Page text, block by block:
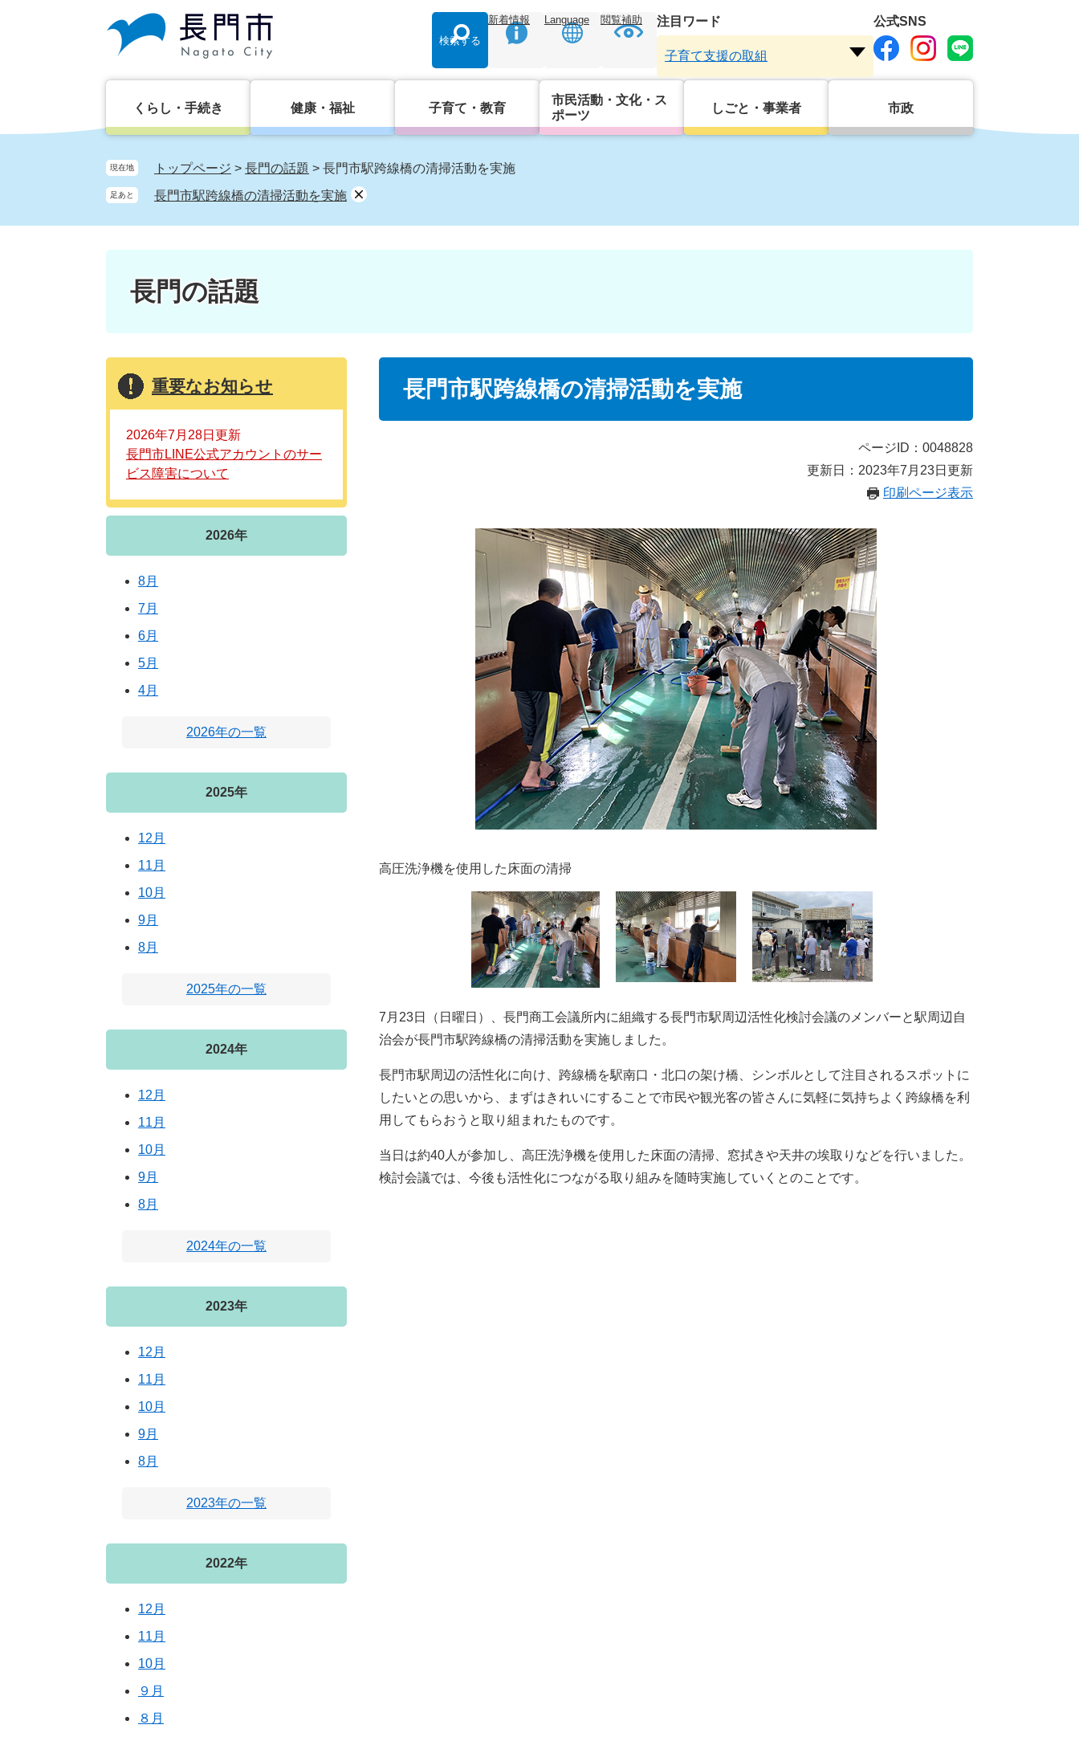
検索する
新着情報 Language 閲覧補助 注目ワード
ー
子育て支援の取組
公式SNS
くらし・手続き 健康・福祉 子育て・教育
市民活動・文化・ス
ポーツ
しごと・事業者 市政
現在地 トップページ > 長門の話題 > 長門市駅跨線橋の清掃活動を実施
足あと 長門市駅跨線橋の清掃活動を実施
長門の話題
長門市駅跨線橋の清掃活動を実施
ページID：0048828
更新日：2023年7月23日更新
印刷ページ表示
高圧洗浄機を使用した床面の清掃
7月23日（日曜日）、長門商工会議所内に組織する長門市駅周辺活性化検討会議のメンバーと駅周辺自
治会が長門市駅跨線橋の清掃活動を実施しました。
長門市駅周辺の活性化に向け、跨線橋を駅南口・北口の架け橋、シンボルとして注目されるスポットに
したいとの思いから、まずはきれいにすることで市民や観光客の皆さんに気軽に気持ちよく跨線橋を利
用してもらおうと取り組まれたものです。
当日は約40人が参加し、高圧洗浄機を使用した床面の清掃、窓拭きや天井の埃取りなどを行いました。
検討会議では、今後も活性化につながる取り組みを随時実施していくとのことです。
重要なお知らせ
2026年7月28日更新
長門市LINE公式アカウントのサー
ビス障害について
2026年
8月
7月
6月
5月
4月
2026年の一覧
2025年
12月
11月
10月
9月
8月
2025年の一覧
2024年
12月
11月
10月
9月
8月
2024年の一覧
2023年
12月
11月
10月
9月
8月
2023年の一覧
2022年
12月
11月
10月
９月
８月